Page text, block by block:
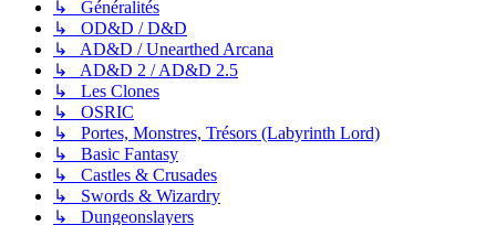
↳ Généralités
↳ OD&D / D&D
↳ AD&D / Unearthed Arcana
↳ AD&D 2 / AD&D 2.5
↳ Les Clones
↳ OSRIC
↳ Portes, Monstres, Trésors (Labyrinth Lord)
↳ Basic Fantasy
↳ Castles & Crusades
↳ Swords & Wizardry
↳ Dungeonslayers